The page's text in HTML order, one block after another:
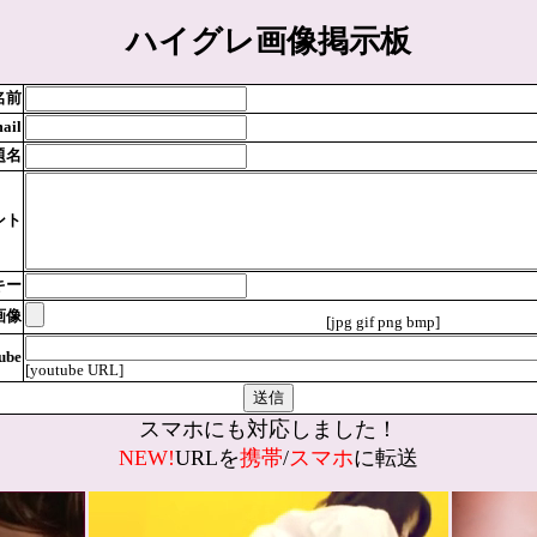
ハイグレ画像掲示板
前
名
ト
ー
像
[jpg gif png bmp]
[youtube URL]
スマホにも対応しました！
NEW!URLを携帯/スマホに転送